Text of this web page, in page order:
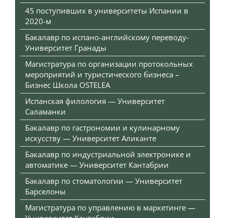
45 поступивших в университеты Испании в
2020-м
Бакалавр по испано-английскому переводу-
Университет Гранады
Магистратура по организации протокольных
мероприятий и туристического бизнеса –
Бизнес Школа OSTELEA
Испанская филология — Университет
Саламанки
Бакалавр по гастрономии и кулинарному
искусству — Университет Аликанте
Бакалавр по индустриальной электронике и
автоматике — Университет Кантабрии
Бакалавр по стоматологии — Университет
Барселоны
Магистратура по управлению в маркетинге —